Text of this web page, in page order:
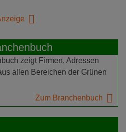
zeigt Firmen, Adressen
allen Bereichen der Grünen
Zum Branchenbuch